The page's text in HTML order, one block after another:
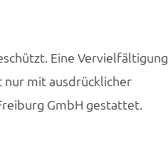
Eine Vervielfältigung
mit ausdrücklicher
GmbH gestattet.